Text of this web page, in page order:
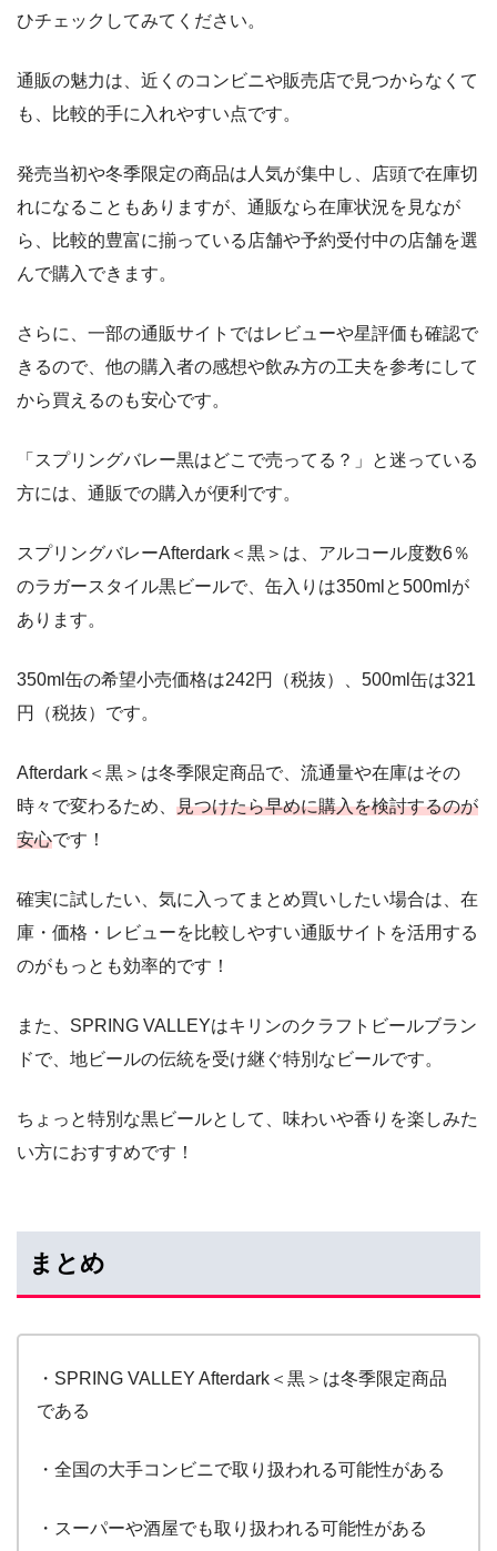
ひチェックしてみてください。
通販の魅力は、近くのコンビニや販売店で見つからなくて
も、比較的手に入れやすい点です。
発売当初や冬季限定の商品は人気が集中し、店頭で在庫切
れになることもありますが、通販なら在庫状況を見なが
ら、比較的豊富に揃っている店舗や予約受付中の店舗を選
んで購入できます。
さらに、一部の通販サイトではレビューや星評価も確認で
きるので、他の購入者の感想や飲み方の工夫を参考にして
から買えるのも安心です。
「スプリングバレー黒はどこで売ってる？」と迷っている
方には、通販での購入が便利です。
スプリングバレーAfterdark＜黒＞は、アルコール度数6％
のラガースタイル黒ビールで、缶入りは350mlと500mlが
あります。
350ml缶の希望小売価格は242円（税抜）、500ml缶は321
円（税抜）です。
Afterdark＜黒＞は冬季限定商品で、流通量や在庫はその
時々で変わるため、 見つけたら早めに購入を検討するのが
安心です！
確実に試したい、気に入ってまとめ買いしたい場合は、在
庫・価格・レビューを比較しやすい通販サイトを活用する
のがもっとも効率的です！
また、SPRING VALLEYはキリンのクラフトビールブラン
ドで、地ビールの伝統を受け継ぐ特別なビールです。
ちょっと特別な黒ビールとして、味わいや香りを楽しみた
い方におすすめです！
まとめ
・SPRING VALLEY Afterdark＜黒＞は冬季限定商品
である
・全国の大手コンビニで取り扱われる可能性がある
・スーパーや酒屋でも取り扱われる可能性がある